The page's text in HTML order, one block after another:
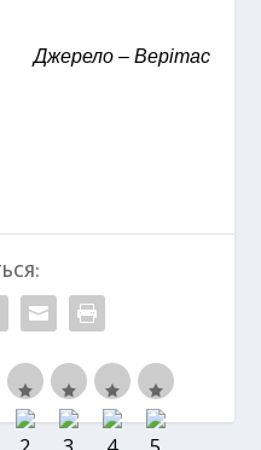
Джерело – Верітас